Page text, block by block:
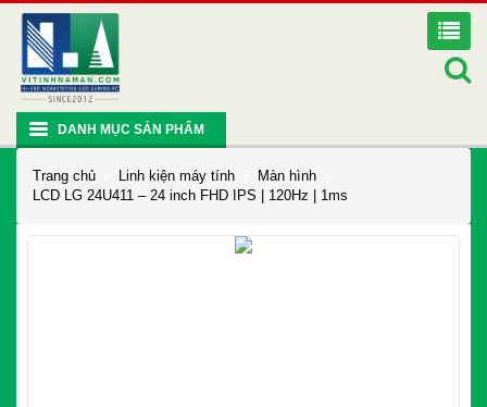
DANH MỤC SẢN PHẨM
Trang chủ Linh kiện máy tính
Màn hình
LCD LG 24U411 – 24 inch FHD IPS | 120Hz | 1ms